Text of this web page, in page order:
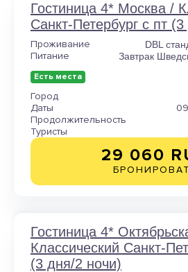
Гостиница 4* Москва /
Санкт-Петербург с пт
Проживание DBL
Питание Завтрак
Есть места
Город
Даты
Продолжительность
Туристы
29 060
Гостиница 4*
Классический Санкт-
(3 дня/2 ночи)